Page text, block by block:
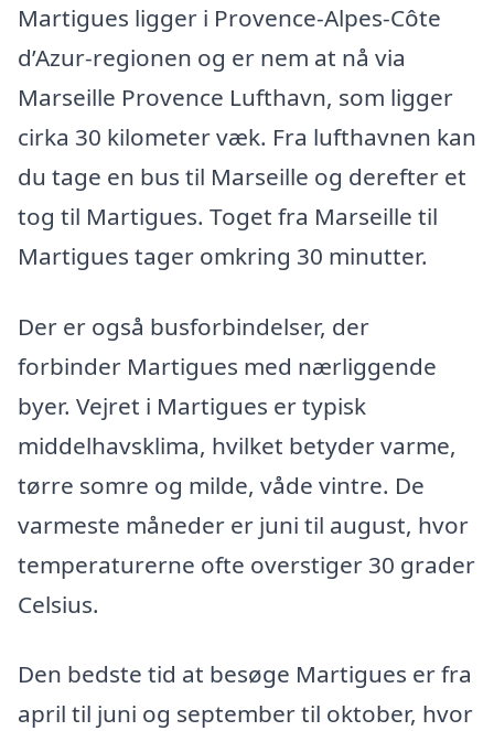
Martigues ligger i Provence-Alpes-Côte
d’Azur-regionen og er nem at nå via
Marseille Provence Lufthavn, som ligger
cirka 30 kilometer væk. Fra lufthavnen kan
du tage en bus til Marseille og derefter et
tog til Martigues. Toget fra Marseille til
Martigues tager omkring 30 minutter.
Der er også busforbindelser, der
forbinder Martigues med nærliggende
byer. Vejret i Martigues er typisk
middelhavsklima, hvilket betyder varme,
tørre somre og milde, våde vintre. De
varmeste måneder er juni til august, hvor
temperaturerne ofte overstiger 30 grader
Celsius.
Den bedste tid at besøge Martigues er fra
april til juni og september til oktober, hvor